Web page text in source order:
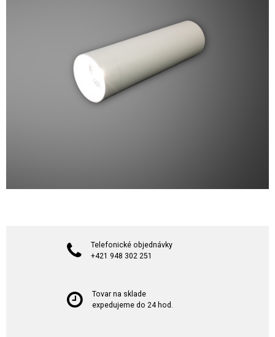
Telefonické objednávky
+421 948 302 251
Tovar na sklade
expedujeme do 24 hod.